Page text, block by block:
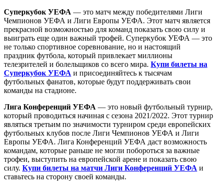
Суперкубок УЕФА — это матч между победителями Лиги
Чемпионов УЕФА и Лиги Европы УЕФА. Этот матч является
прекрасной возможностью для команд показать свою силу и
выиграть еще один важный трофей. Суперкубок УЕФА — это
не только спортивное соревнование, но и настоящий
праздник футбола, который привлекает миллионы
телезрителей и болельщиков со всего мира. Купи билеты на
Суперкубок УЕФА и присоединяйтесь к тысячам
футбольных фанатов, которые будут поддерживать свои
команды на стадионе.
Лига Конференций УЕФА — это новый футбольный турнир,
который проводиться начиная с сезона 2021/2022. Этот турнир
являться третьим по значимости турниром среди европейских
футбольных клубов после Лиги Чемпионов УЕФА и Лиги
Европы УЕФА. Лига Конференций УЕФА даст возможность
командам, которые раньше не могли побороться за важные
трофеи, выступить на европейской арене и показать свою
силу. Купи билеты на матчи Лиги Конференций УЕФА и
ставьтесь на сторону своей команды.